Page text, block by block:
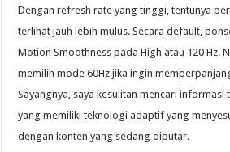
Dengan refresh rate yang tinggi, tentunya
terlihat jauh lebih mulus. Secara default,
Motion Smoothness pada High atau 120 Hz.
memilih mode 60Hz jika ingin
Sayangnya, saya kesulitan mencari informasi
yang memiliki teknologi adaptif yang
dengan konten yang sedang diputar.